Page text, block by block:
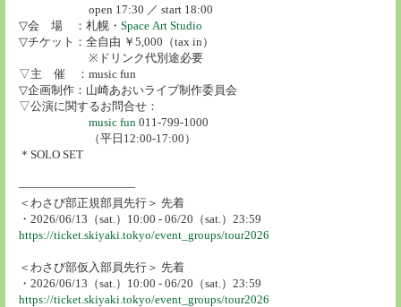
open 17:30 ／ start 18:00
▽会 場 ：札幌・ Space Art Studio
▽チケット：全自由 ￥5,000（tax in）
※ドリンク代別途必要
▽主 催 ：music fun
▽企画制作：山崎あおいライブ制作委員会
▽公演に関するお問合せ：
music fun 011-799-1000
（平日12:00-17:00）
＊SOLO SET
――――――――――
＜わさび部正規部員先行＞ 先着
・2026/06/13（sat.）10:00 - 06/20（sat.）23:59
https://ticket.skiyaki.tokyo/event_groups/tour2026
＜わさび部仮入部員先行＞ 先着
・2026/06/13（sat.）10:00 - 06/20（sat.）23:59
https://ticket.skiyaki.tokyo/event_groups/tour2026